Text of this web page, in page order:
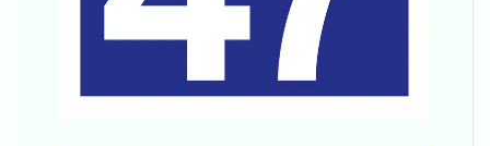
Ленобласть отметила заслуги жителей перед
регионом и страной
Ладога — не пруд